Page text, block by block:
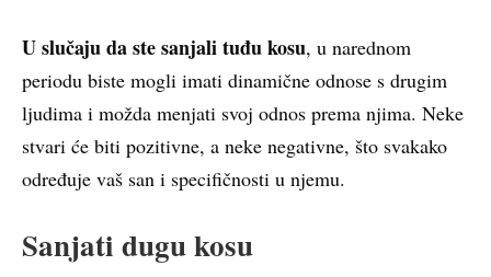
U slučaju da ste sanjali tuđu kosu, u narednom
periodu biste mogli imati dinamične odnose s drugim
ljudima i možda menjati svoj odnos prema njima. Neke
stvari će biti pozitivne, a neke negativne, što svakako
određuje vaš san i specifičnosti u njemu.
Sanjati dugu kosu